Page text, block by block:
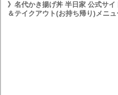
》名代かき揚げ丼 半日家 公式サイ
＆テイクアウト(お持ち帰り)メニ